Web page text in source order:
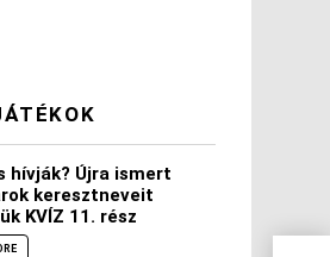
hívják? Újra ismert
keresztneveit
KVÍZ 11. rész